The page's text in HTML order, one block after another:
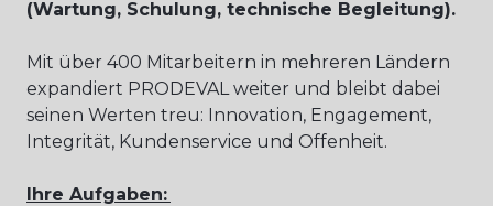
(Wartung, Schulung, technische Begleitung).
Mit über 400 Mitarbeitern in mehreren Ländern
expandiert PRODEVAL weiter und bleibt dabei
seinen Werten treu: Innovation, Engagement,
Integrität, Kundenservice und Offenheit.
Ihre Aufgaben: